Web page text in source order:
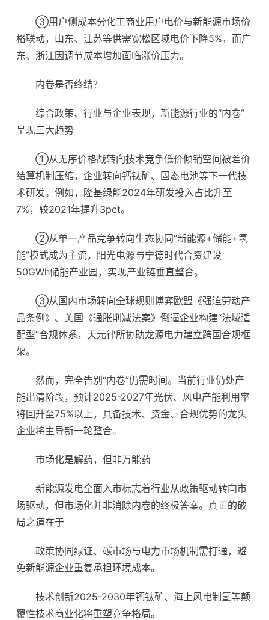
③用户侧成本分化工商业用户电价与新能源市场价
格联动，山东、江苏等供需宽松区域电价下降5%，而广
东、浙江因调节成本增加面临涨价压力。
内卷是否终结？
综合政策、行业与企业表现，新能源行业的“内卷”
呈现三大趋势
①从无序价格战转向技术竞争低价倾销空间被差价
结算机制压缩，企业转向钙钛矿、固态电池等下一代技
术研发。例如，隆基绿能2024年研发投入占比升至
7%，较2021年提升3pct。
②从单一产品竞争转向生态协同“新能源+储能+氢
能”模式成为主流，阳光电源与宁德时代合资建设
50GWh储能产业园，实现产业链垂直整合。
③从国内市场转向全球规则博弈欧盟《强迫劳动产
品条例》、美国《通胀削减法案》倒逼企业构建“法域适
配型”合规体系，天元律所协助龙源电力建立跨国合规框
架。
然而，完全告别“内卷”仍需时间。当前行业仍处产
能出清阶段，预计2025-2027年光伏、风电产能利用率
将回升至75%以上，具备技术、资金、合规优势的龙头
企业将主导新一轮整合。
市场化是解药，但非万能药
新能源发电全面入市标志着行业从政策驱动转向市
场驱动，但市场化并非消除内卷的终极答案。真正的破
局之道在于
政策协同绿证、碳市场与电力市场机制需打通，避
免新能源企业重复承担环境成本。
技术创新2025-2030年钙钛矿、海上风电制氢等颠
覆性技术商业化将重塑竞争格局。